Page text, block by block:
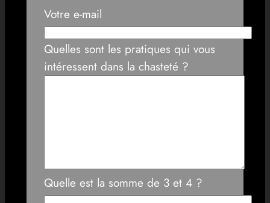
Votre e-mail
Quelles sont les pratiques qui vous
intéressent dans la chasteté ?
Quelle est la somme de 3 et 4 ?